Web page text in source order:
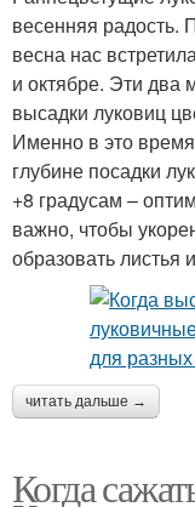
весенняя радость.
весна нас
и октябре. Эти два
высадки луковиц
Именно в это
глубине посадки
+8 градусам –
важно, чтобы
образовать листья
читать дальше →
Когда